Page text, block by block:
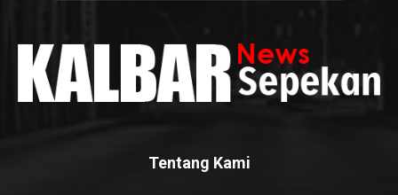
Tentang Kami